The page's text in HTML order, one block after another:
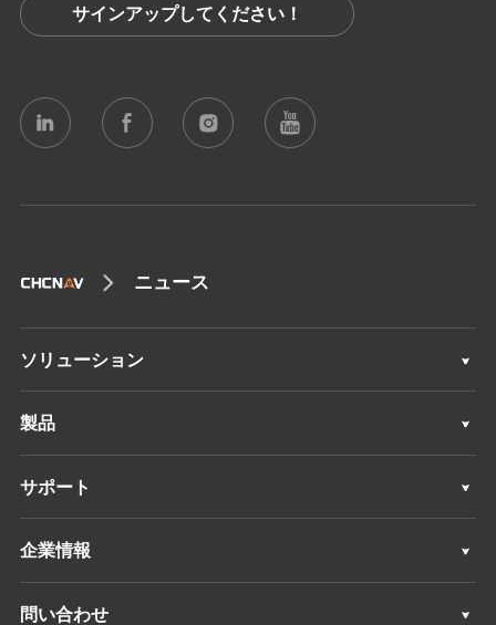
サインアップしてください！
ニュース
ソリューション
ソリューション
製品
GNSSセンサー
IMUセンサー
サポート
サポート
企業情報
概要
問い合わせ